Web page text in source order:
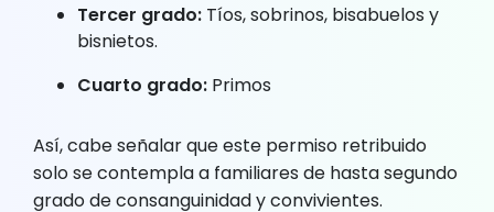
Tercer grado: Tíos, sobrinos, bisabuelos y
bisnietos.
Cuarto grado: Primos
Así, cabe señalar que este permiso retribuido
solo se contempla a familiares de hasta segundo
grado de consanguinidad y convivientes.